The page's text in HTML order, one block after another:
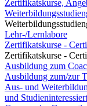
Zertifikatskurse,
Lehr-/Lernlabore
Zertifikatskurse -
Zertifikatskurse -
Ausbildung zum
Ausbildung zum/zur
Aus- und
und